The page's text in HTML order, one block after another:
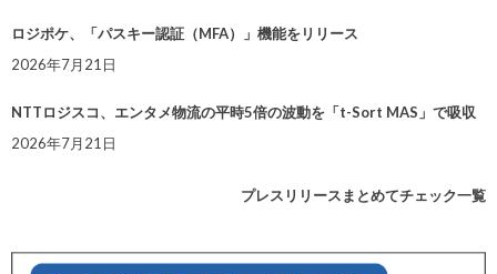
ロジポケ、「パスキー認証（MFA）」機能をリリース
2026年7月21日
NTTロジスコ、エンタメ物流の平時5倍の波動を「t-Sort MAS」で吸収
2026年7月21日
プレスリリースまとめてチェック一覧